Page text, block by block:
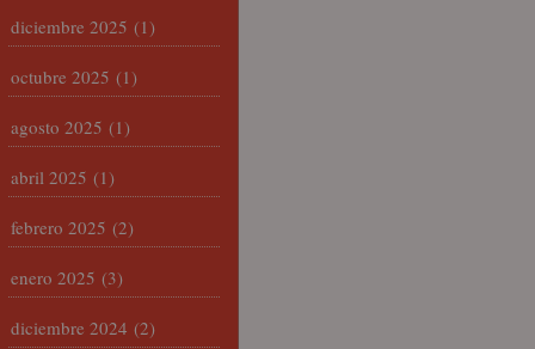
diciembre 2025 (1)
octubre 2025 (1)
agosto 2025 (1)
abril 2025 (1)
febrero 2025 (2)
enero 2025 (3)
diciembre 2024 (2)